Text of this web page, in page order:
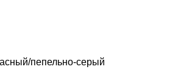
пепельно-серый